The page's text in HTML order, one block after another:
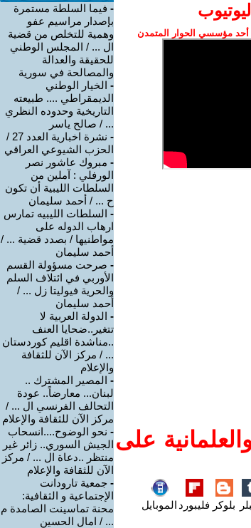
مؤسسي الحوار المتمدن
على
بلوكر فليبورد الموبايل
- فيما السلطة مستمرة
بإصدار مراسيم عفو
وهمية للتخلص من قضية
ال ... / المجلس الوطني
للحقيقة والعدالة
والمصالحة في سورية
- الخيار الوطني
الديمقراطي .... طبيعته
التاريخية وحدوده النظري
... / صالح ياسر
-
نشرة اخبارية العدد 27 /
الحزب الشيوعي العراقي
- مبروك عاشور نصر
الورفلي : آملين من
السلطات الليبية أن تكون
ح ... / أحمد سليمان
- السلطات الليبيه تمارس
ارهاب الدوله على
مواطنيها / بصدد قضية ... /
أحمد سليمان
- صرحت مسؤولة القسم
الأوربي في ائتلاف السلم
والحرية فيوليتا زل ... /
أحمد سليمان
- الدولة العربية لا
تتغير..ضحايا العنف
..مناشدة اقليم كوردستان
... / مركز الآن للثقافة
والإعلام
- المصير المشترك ..
لبنان... معارضاً.. عودة
التحالف الفرنسي ال ... /
مركز الآن للثقافة والإعلام
- نحو الوضوح....انسحاب
الجيش السوري.. زائر غير
منتظر ..دعاة ال ... / مركز
الآن للثقافة والإعلام
- جمعية تارودانت
الإجتماعية و الثقافية:
محنة تماسينت الصامدة م
... / امال الحسين